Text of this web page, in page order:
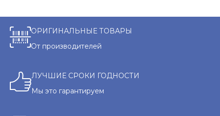
ОРИГИНАЛЬНЫЕ ТОВАРЫ
От производителей
ЛУЧШИЕ СРОКИ ГОДНОСТИ
Мы это гарантируем